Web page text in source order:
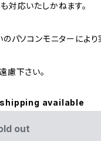
対応いたしかねます。
のパソコンモニターによ
慮下さい。
available
out